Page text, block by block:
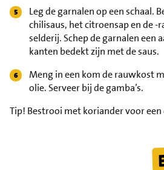
Leg de garnalen op een schaal.
chilisaus, het citroensap en de -
selderij. Schep de garnalen een
kanten bedekt zijn met de saus.
Meng in een kom de rauwkost
olie. Serveer bij de gamba’s.
Tip! Bestrooi met koriander voor